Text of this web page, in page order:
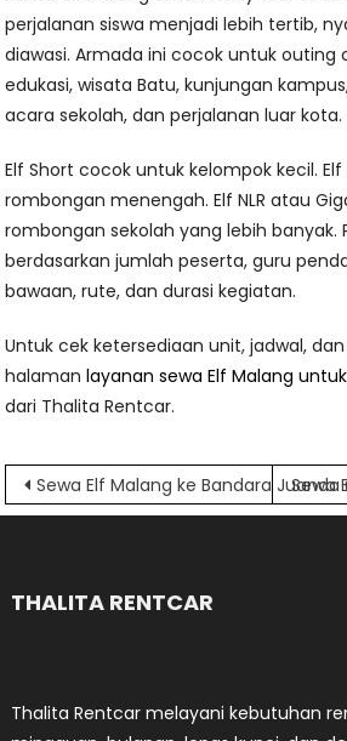
perjalanan siswa menjadi lebih tertib,
diawasi. Armada ini cocok untuk outing
edukasi, wisata Batu, kunjungan
acara sekolah, dan perjalanan luar kota.
Elf Short cocok untuk kelompok kecil.
rombongan menengah. Elf NLR atau
rombongan sekolah yang lebih banyak.
berdasarkan jumlah peserta, guru
bawaan, rute, dan durasi kegiatan.
Untuk cek ketersediaan unit, jadwal,
halamanlayanan sewa Elf Malang
dari Thalita Rentcar.
Navigasi
Sewa Elf Malang ke Bandara Sewa
THALITA RENTCAR
Thalita Rentcar melayani kebutuhan